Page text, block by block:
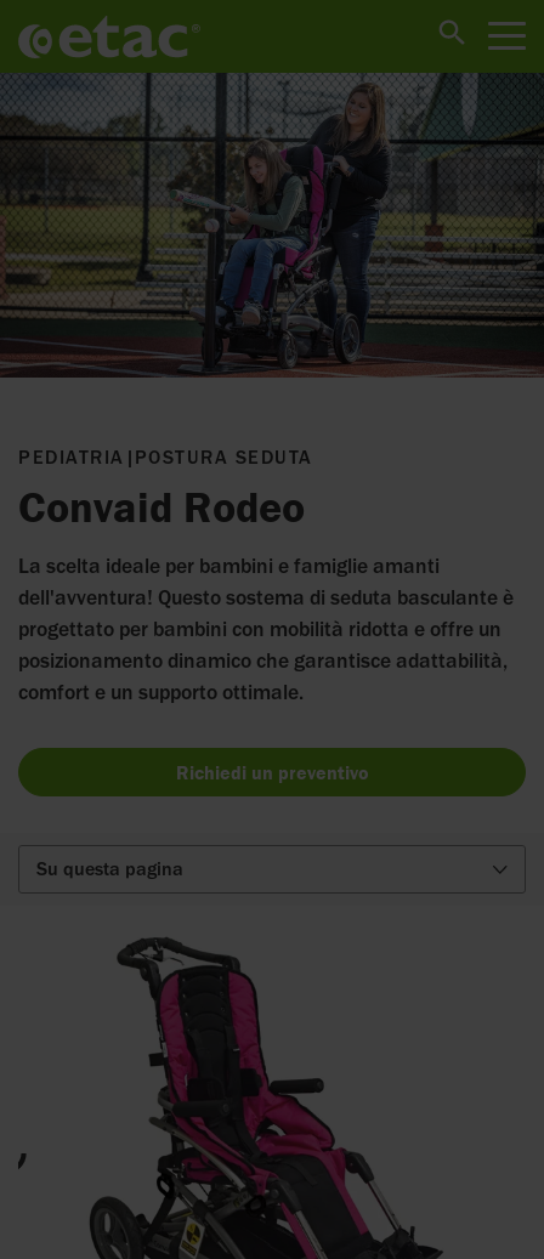
PEDIATRIA | POSTURA SEDUTA
Convaid Rodeo
La scelta ideale per bambini e famiglie amanti
dell'avventura! Questo sostema di seduta basculante è
progettato per bambini con mobilità ridotta e offre un
posizionamento dinamico che garantisce adattabilità,
comfort e un supporto ottimale.
Richiedi un preventivo
Su questa pagina